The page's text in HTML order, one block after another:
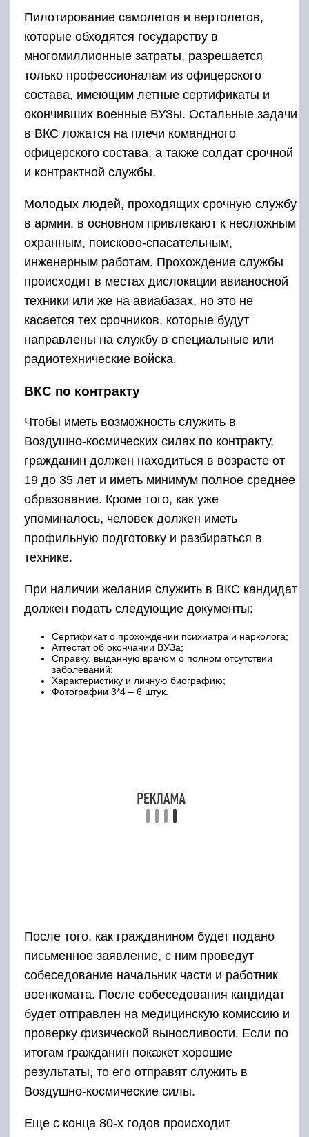
Пилотирование самолетов и вертолетов,
которые обходятся государству в
многомиллионные затраты, разрешается
только профессионалам из офицерского
состава, имеющим летные сертификаты и
окончивших военные ВУЗы. Остальные задачи
в ВКС ложатся на плечи командного
офицерского состава, а также солдат срочной
и контрактной службы.
Молодых людей, проходящих срочную службу
в армии, в основном привлекают к несложным
охранным, поисково-спасательным,
инженерным работам. Прохождение службы
происходит в местах дислокации авианосной
техники или же на авиабазах, но это не
касается тех срочников, которые будут
направлены на службу в специальные или
радиотехнические войска.
ВКС по контракту
Чтобы иметь возможность служить в
Воздушно-космических силах по контракту,
гражданин должен находиться в возрасте от
19 до 35 лет и иметь минимум полное среднее
образование. Кроме того, как уже
упоминалось, человек должен иметь
профильную подготовку и разбираться в
технике.
При наличии желания служить в ВКС кандидат
должен подать следующие документы:
Сертификат о прохождении психиатра и нарколога;
Аттестат об окончании ВУЗа;
Справку, выданную врачом о полном отсутствии
заболеваний;
Характеристику и личную биографию;
Фотографии 3*4 – 6 штук.
После того, как гражданином будет подано
письменное заявление, с ним проведут
собеседование начальник части и работник
военкомата. После собеседования кандидат
будет отправлен на медицинскую комиссию и
проверку физической выносливости. Если по
итогам гражданин покажет хорошие
результаты, то его отправят служить в
Воздушно-космические силы.
Еще с конца 80-х годов происходит